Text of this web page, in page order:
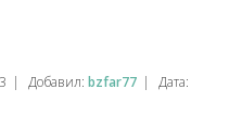
| Добавил: bzfar77 |
Дата: